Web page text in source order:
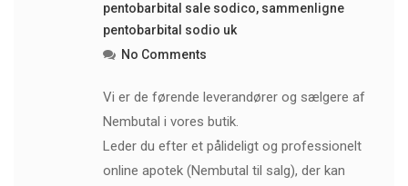
pentobarbital sale sodico, sammenligne
pentobarbital sodio uk
No Comments
Vi er de førende leverandører og sælgere af
Nembutal i vores butik.
Leder du efter et pålideligt og professionelt
online apotek (Nembutal til salg), der kan